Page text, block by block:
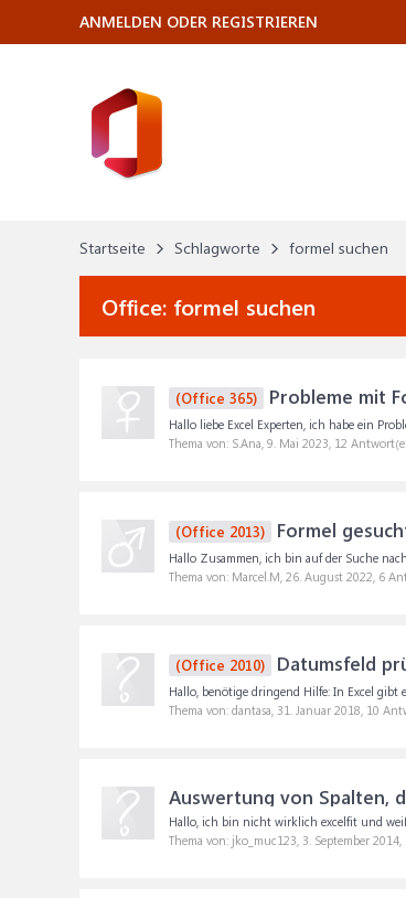
Startseite Schlagworte formel suchen
Office: formel suchen
(Office 365) Probleme mit
Hallo liebe Excel Experten, ich habe ein
Thema von: S.Ana, 9. Mai 2023, 12
(Office 2013) Formel
Hallo Zusammen, ich bin auf der Suche
Thema von: Marcel.M, 26. August 2022, 6
(Office 2010) Datumsfeld
Hallo, benötige dringend Hilfe: In Excel gibt
Thema von: dantasa, 31. Januar 2018, 10
Auswertung von Spalten,
Hallo, ich bin nicht wirklich excelfit und
Thema von: jko_muc123, 3. September 2014,
ANMELDEN ODER REGISTRIEREN